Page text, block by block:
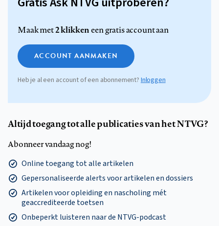
Maak met2 klikkeneen gratis account aan
ACCOUNT AANMAKEN
Heb je al een account of een abonnement?Inloggen
Altijd toegang tot alle publicaties van het NTVG?
Abonneer vandaag nog!
Online toegang tot alle artikelen
Gepersonaliseerde alerts voor artikelen en dossiers
Artikelen voor opleiding en nascholing mét
geaccrediteerde toetsen
Onbeperkt luisteren naar de NTVG-podcast